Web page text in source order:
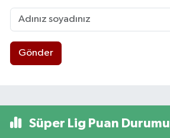
Gönder
Süper Lig Puan Durumu